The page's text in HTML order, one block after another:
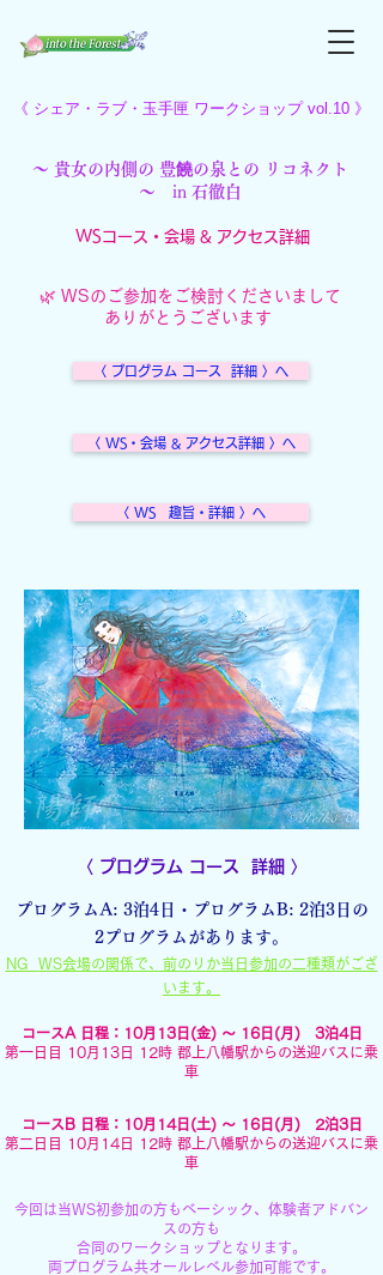
《 シェア・ラブ・玉手匣 ワークショップ vol.10 》
​～ 貴女の内側の 豊饒の泉との リコネクト
～ ​ in 石徹白
WSコース・会場 & アクセス詳細
🌿 WSのご参加をご検討くださいまして
ありがとうございます
〈 プログラム コース 詳細 〉へ
〈 WS・会場 & アクセス詳細 〉へ
〈 WS 趣旨・詳細 〉へ
〈 プログラム コース 詳細 〉
プログラムA: 3泊4日・プログラムB: 2泊3日の
2プログラムがあります。
NG WS会場の関係で、前のりか当日参加の二種類がござ
います。
コースA
日程：10月13日(金) 〜 16日(月) 3泊4日
第一日目 10月13日 12時 郡 上八幡駅からの送迎バスに乗
車
コースB 日程：10月14日(土) 〜16日(月) 2泊3日
第二日目 10月14日 12時 郡上八幡駅からの送迎バスに乗
車
今回は当WS初参加の方もベーシック、体験者アドバン
スの方も
合同のワークショップとなります。
両プログラム共オールレベル参加可能です。